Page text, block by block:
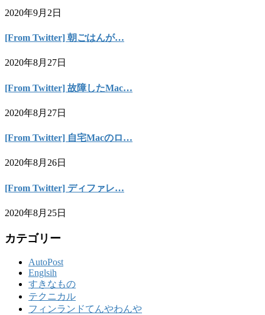
2020年9月2日
[From Twitter] 朝ごはんが…
2020年8月27日
[From Twitter] 故障したMac…
2020年8月27日
[From Twitter] 自宅Macのロ…
2020年8月26日
[From Twitter] ディファレ…
2020年8月25日
カテゴリー
AutoPost
Englsih
すきなもの
テクニカル
フィンランドてんやわんや